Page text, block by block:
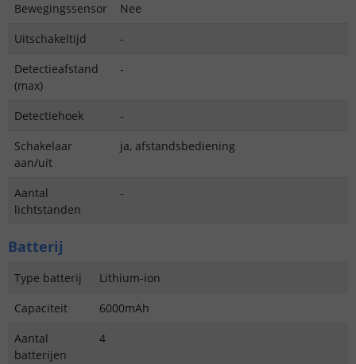
Bewegingssensor
Nee
Uitschakeltijd
-
Detectieafstand
(max)
-
Detectiehoek
-
Schakelaar
aan/uit
ja, afstandsbediening
Aantal
lichtstanden
-
Batterij
Type batterij
Lithium-ion
Capaciteit
6000mAh
Aantal
batterijen
4